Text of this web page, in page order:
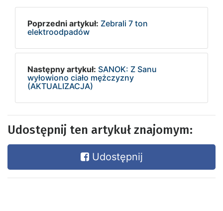
Poprzedni artykuł: Zebrali 7 ton
elektroodpadów
Następny artykuł: SANOK: Z Sanu
wyłowiono ciało mężczyzny
(AKTUALIZACJA)
Udostępnij ten artykuł znajomym:
Udostępnij